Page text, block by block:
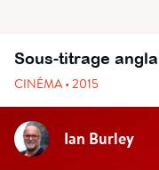
Sous-titrage
CINÉMA • 2015
Ian Burley